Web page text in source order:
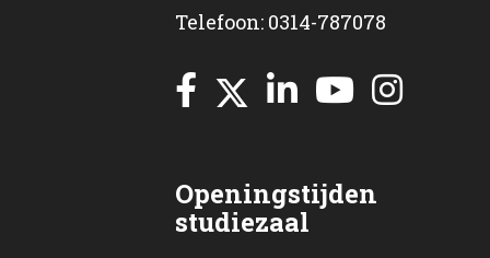
Telefoon: 0314-787078
Openingstijden
studiezaal